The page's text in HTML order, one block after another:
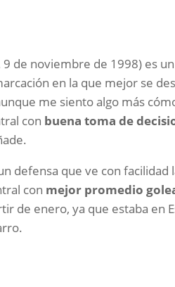
9 de noviembre de 1998) es
en la que mejor se
me siento algo más
con buena toma de
defensa que ve con
con mejor promedio
de enero, ya que estaba en